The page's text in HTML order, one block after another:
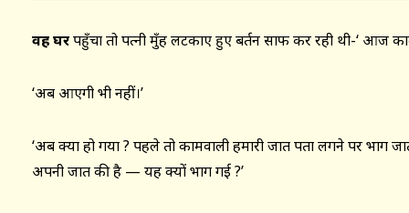
वह घरपहुँचा तो पत्नी मुँह लटकाए हुए बर्तन साफ कर रही थी-‘ आज
‘अब आएगी भी नहीं।’
‘अब क्या हो गया ? पहले तो कामवाली हमारी जात पता लगने पर भाग
अपनी जात की है — यह क्यों भाग गई ?’